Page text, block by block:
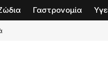
Γαστρονομία